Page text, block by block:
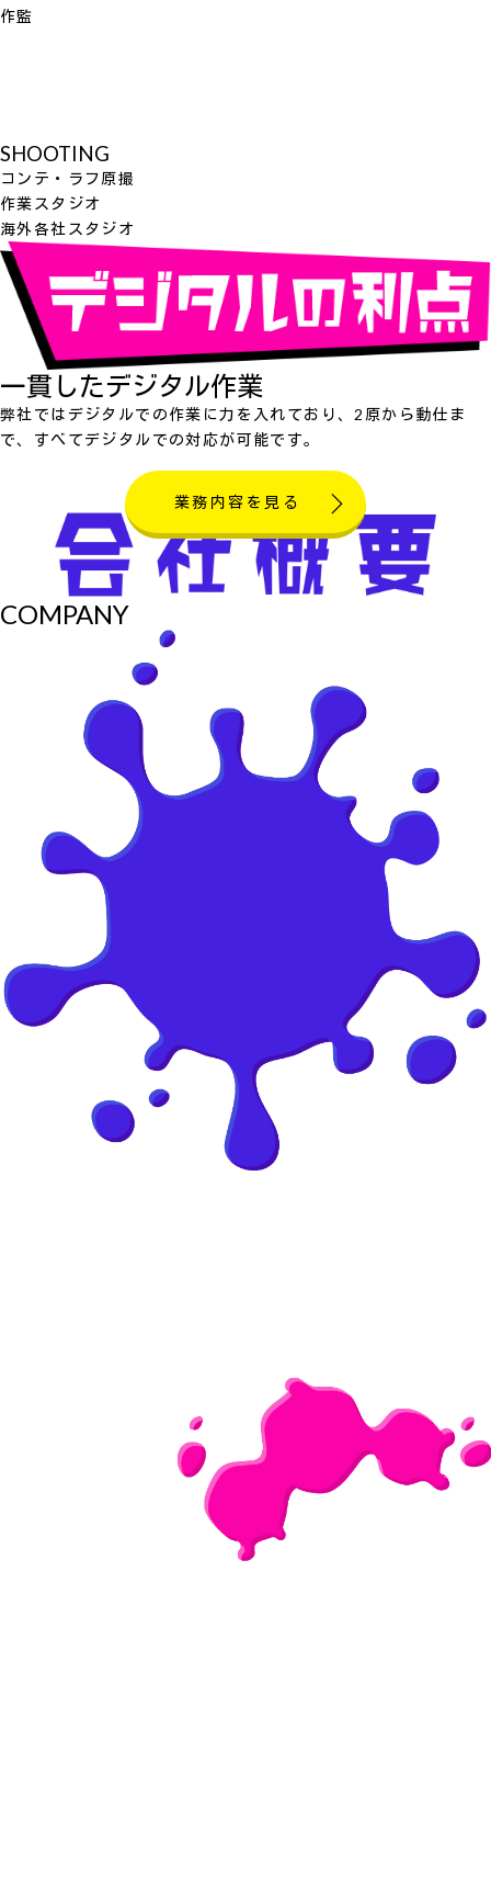
作監
SHOOTING
コンテ・ラフ原撮
作業スタジオ
海外各社スタジオ
一貫したデジタル作業
弊社ではデジタルでの作業に力を入れており、2原から動仕ま
で、すべてデジタルでの対応が可能です。
業務内容を見る
COMPANY